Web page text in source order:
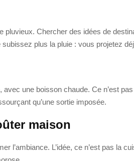
Chercher des idées de
plus la pluie : vous projetez
une boisson chaude. Ce n’est
qu’une sortie imposée.
maison
l’ambiance. L’idée, ce n’est pas la